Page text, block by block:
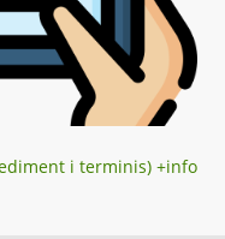
i terminis) +info